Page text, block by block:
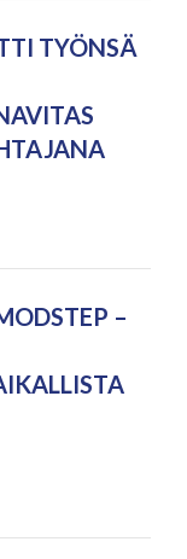
TYÖNSÄ
–